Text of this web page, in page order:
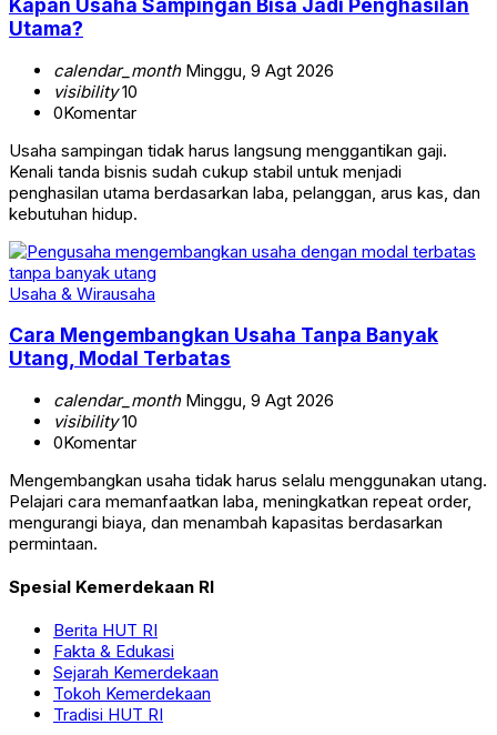
Kapan Usaha Sampingan Bisa Jadi Penghasilan
Utama?
calendar_monthMinggu, 9 Agt 2026
visibility10
0Komentar
Usaha sampingan tidak harus langsung menggantikan gaji.
Kenali tanda bisnis sudah cukup stabil untuk menjadi
penghasilan utama berdasarkan laba, pelanggan, arus kas, dan
kebutuhan hidup.
Usaha & Wirausaha
Cara Mengembangkan Usaha Tanpa Banyak
Utang, Modal Terbatas
calendar_monthMinggu, 9 Agt 2026
visibility10
0Komentar
Mengembangkan usaha tidak harus selalu menggunakan utang.
Pelajari cara memanfaatkan laba, meningkatkan repeat order,
mengurangi biaya, dan menambah kapasitas berdasarkan
permintaan.
Spesial Kemerdekaan RI
Berita HUT RI
Fakta & Edukasi
Sejarah Kemerdekaan
Tokoh Kemerdekaan
Tradisi HUT RI